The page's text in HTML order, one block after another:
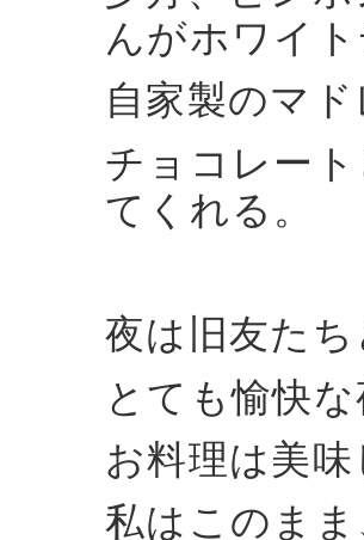
んがホワイ
自家製のマ
チョコレー
てくれる。
夜は旧友た
とても愉快
お料理は美
私はこのま